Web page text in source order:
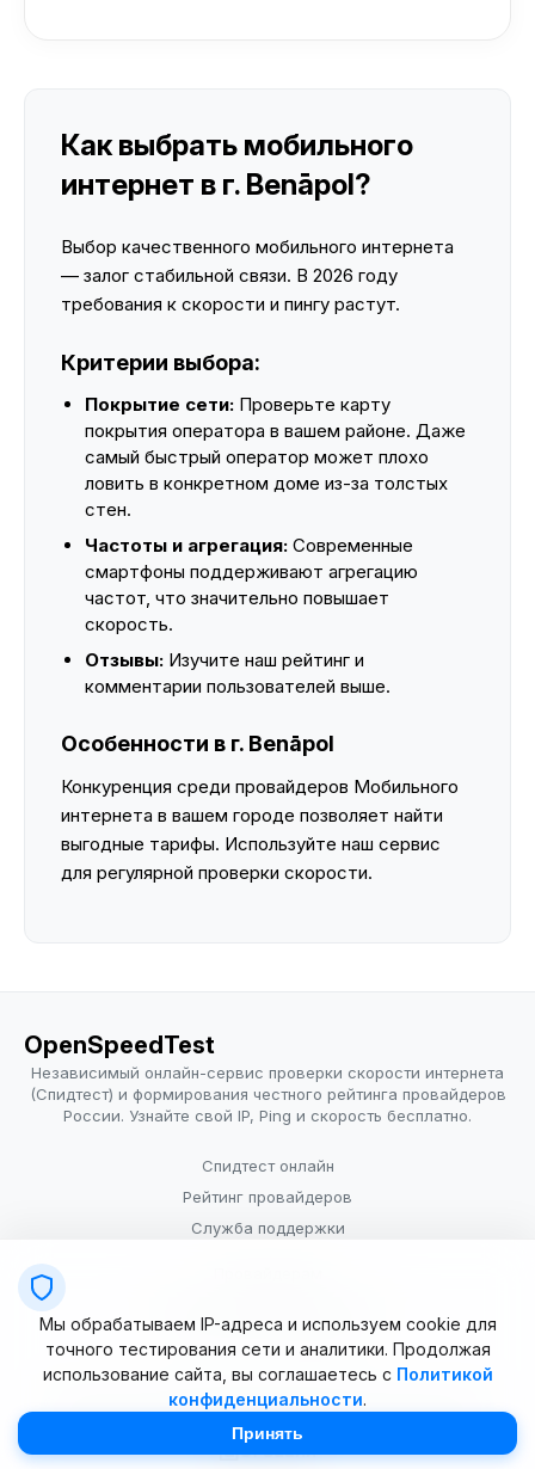
Как выбрать мобильного
интернет в г. Benāpol?
Выбор качественного мобильного интернета
— залог стабильной связи. В 2026 году
требования к скорости и пингу растут.
Критерии выбора:
Покрытие сети: Проверьте карту
покрытия оператора в вашем районе. Даже
самый быстрый оператор может плохо
ловить в конкретном доме из-за толстых
стен.
Частоты и агрегация: Современные
смартфоны поддерживают агрегацию
частот, что значительно повышает
скорость.
Отзывы: Изучите наш рейтинг и
комментарии пользователей выше.
Особенности в г. Benāpol
Конкуренция среди провайдеров Мобильного
интернета в вашем городе позволяет найти
выгодные тарифы. Используйте наш сервис
для регулярной проверки скорости.
OpenSpeedTest
Независимый онлайн-сервис проверки скорости интернета
(Спидтест) и формирования честного рейтинга провайдеров
России. Узнайте свой IP, Ping и скорость бесплатно.
Спидтест онлайн
Рейтинг провайдеров
Служба поддержки
Условия использования
© 2025–2026 OpenSpeedTest (ИП Долматова В.В.). Все права
Мы обрабатываем IP-адреса и используем cookie для
точного тестирования сети и аналитики. Продолжая
использование сайта, вы соглашаетесь с Политикой
конфиденциальности.
Принять